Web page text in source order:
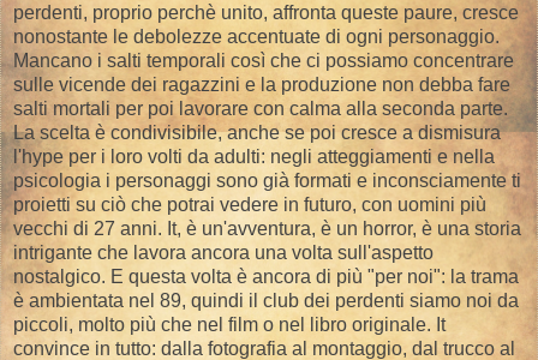
perdenti, proprio perchè unito, affronta queste paure, cresce
nonostante le debolezze accentuate di ogni personaggio.
Mancano i salti temporali così che ci possiamo concentrare
sulle vicende dei ragazzini e la produzione non debba fare
salti mortali per poi lavorare con calma alla seconda parte.
La scelta è condivisibile, anche se poi cresce a dismisura
l'hype per i loro volti da adulti: negli atteggiamenti e nella
psicologia i personaggi sono già formati e inconsciamente ti
proietti su ciò che potrai vedere in futuro, con uomini più
vecchi di 27 anni. It, è un'avventura, è un horror, è una storia
intrigante che lavora ancora una volta sull'aspetto
nostalgico. E questa volta è ancora di più "per noi": la trama
è ambientata nel 89, quindi il club dei perdenti siamo noi da
piccoli, molto più che nel film o nel libro originale. It
convince in tutto: dalla fotografia al montaggio, dal trucco al